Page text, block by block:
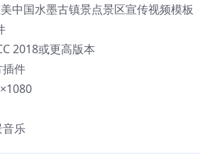
中国水墨古镇景点景区宣传视频模板
2018或更高版本
插件
乐